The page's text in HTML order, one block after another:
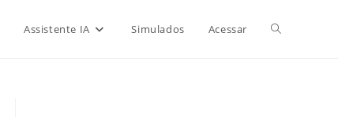
Assistente IA Simulados Acessar Alternar